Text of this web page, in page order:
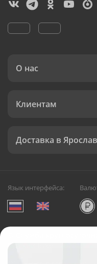
О нас
Клиентам
Доставка в
Язык интерфейса:
Служба
Русский Букет, 2026